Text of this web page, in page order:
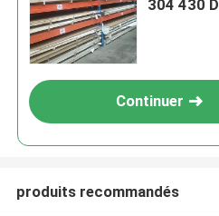
304 430
Continuer
produits recommandés